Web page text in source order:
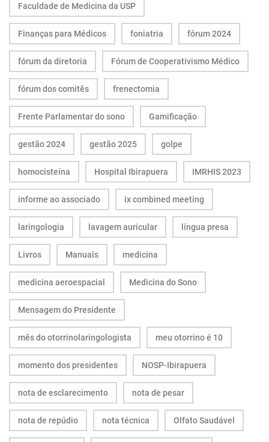
Faculdade de Medicina da USP
Finanças para Médicos foniatria fórum 2024
fórum da diretoria Fórum de Cooperativismo Médico
fórum dos comitês frenectomia
Frente Parlamentar do sono Gamificação
gestão 2024 gestão 2025 golpe
homocisteína Hospital Ibirapuera IMRHIS 2023
informe ao associado ix combined meeting
laringologia lavagem auricular língua presa
Livros Manuais medicina
medicina aeroespacial Medicina do Sono
Mensagem do Presidente
mês do otorrinolaringologista meu otorrino é 10
momento dos presidentes NOSP-Ibirapuera
nota de esclarecimento nota de pesar
nota de repúdio nota técnica Olfato Saudável